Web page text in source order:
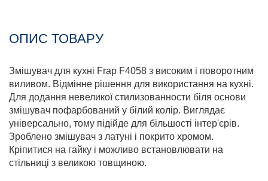
ОПИС ТОВАРУ
Змішувач для кухні Frap F4058 з високим і поворотним
виливом. Відмінне рішення для використання на кухні.
Для додання невеликої стилизованности біля основи
змішувач пофарбований у білий колір. Виглядає
універсально, тому підійде для більшості інтер'єрів.
Зроблено змішувач з латуні і покрито хромом.
Кріпитися на гайку і можливо встановлювати на
стільниці з великою товщиною.